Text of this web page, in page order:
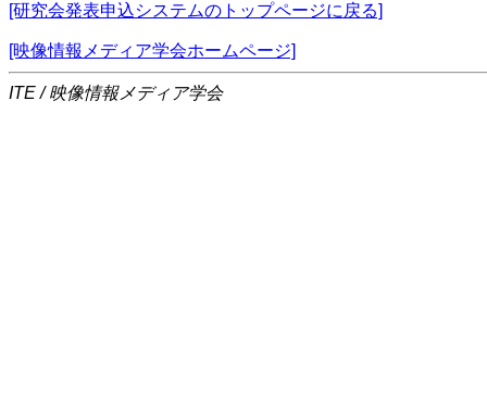
[研究会発表申込システムのトップページに戻る]
[映像情報メディア学会ホームページ]
ITE / 映像情報メディア学会